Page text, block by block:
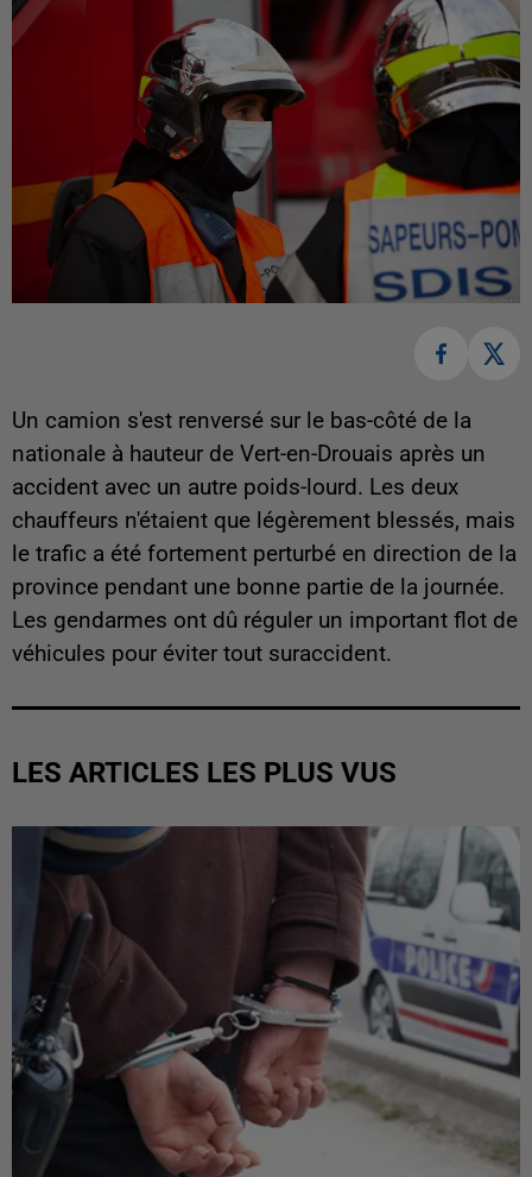
Un camion s'est renversé sur le bas-côté de la
nationale à hauteur de Vert-en-Drouais après un
accident avec un autre poids-lourd. Les deux
chauffeurs n'étaient que légèrement blessés, mais
le trafic a été fortement perturbé en direction de la
province pendant une bonne partie de la journée.
Les gendarmes ont dû réguler un important flot de
véhicules pour éviter tout suraccident.
LES ARTICLES LES PLUS VUS